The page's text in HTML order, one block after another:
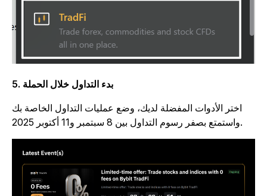
5. بدء التداول خلال الحملة
اختر الأدوات المفضلة لديك، وضع عمليات التداول الخاصة بك